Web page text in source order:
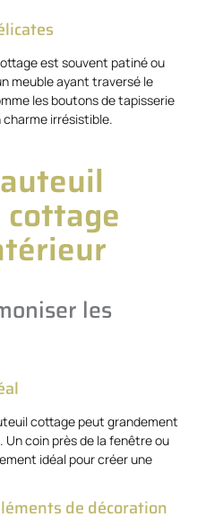
est souvent patiné ou
meuble ayant traversé le
les boutons de tapisserie
irrésistible.
les
cottage peut grandement
Un coin près de la fenêtre ou
idéal pour créer une
de décoration